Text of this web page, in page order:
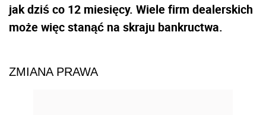
jak dziś co 12 miesięcy. Wiele firm dealerskich
może więc stanąć na skraju bankructwa.
ZMIANA PRAWA